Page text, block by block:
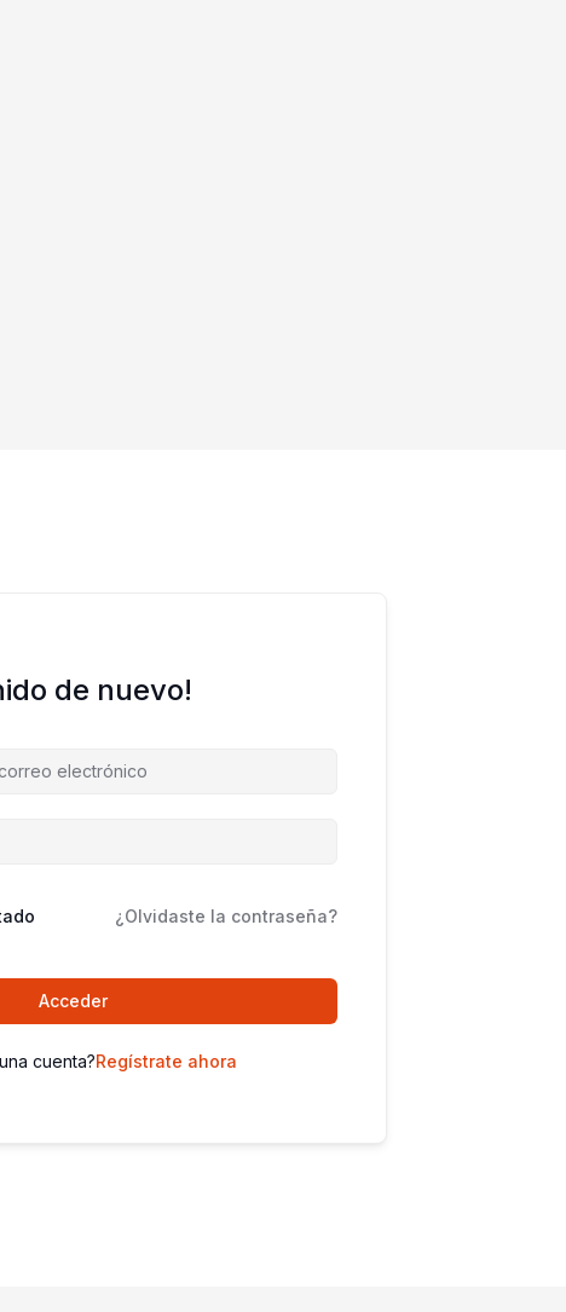
de nuevo!
¿Olvidaste la contraseña?
Acceder
cuenta?Regístrate ahora